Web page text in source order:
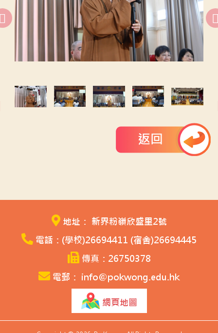
返回
地址： 新界粉嶺欣盛里2號
電話：(學校)26694411 (宿舍)26694445
傳真：26750378
電郵： info@pokwong.edu.hk
網頁地圖